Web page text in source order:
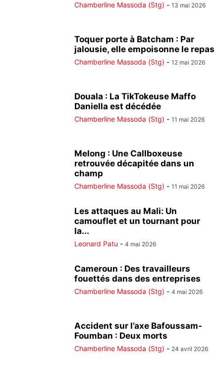
Chamberline Massoda (Stg) - 13 mai 2026
Toquer porte à Batcham : Par
jalousie, elle empoisonne le repas
Chamberline Massoda (Stg) - 12 mai 2026
Douala : La TikTokeuse Maffo
Daniella est décédée
Chamberline Massoda (Stg) - 11 mai 2026
Melong : Une Callboxeuse
retrouvée décapitée dans un
champ
Chamberline Massoda (Stg) - 11 mai 2026
Les attaques au Mali: Un
camouflet et un tournant pour
la...
Leonard Patu - 4 mai 2026
Cameroun : Des travailleurs
fouettés dans des entreprises
Chamberline Massoda (Stg) - 4 mai 2026
Accident sur l’axe Bafoussam-
Foumban : Deux morts
Chamberline Massoda (Stg) - 24 avril 2026